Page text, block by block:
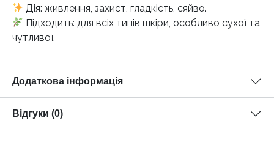
Дія: живлення, захист, гладкість, сяйво.
Підходить: для всіх типів шкіри, особливо сухої та
чутливої.
Додаткова інформація
Відгуки (0)